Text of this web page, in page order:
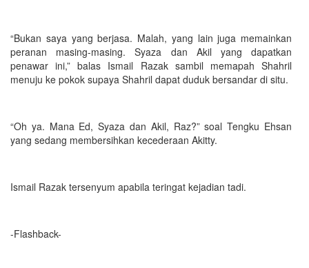
“Bukan saya yang berjasa. Malah, yang lain juga memainkan
peranan masing-masing. Syaza dan Akil yang dapatkan
penawar ini,” balas Ismail Razak sambil memapah Shahril
menuju ke pokok supaya Shahril dapat duduk bersandar di situ.
“Oh ya. Mana Ed, Syaza dan Akil, Raz?” soal Tengku Ehsan
yang sedang membersihkan kecederaan Akitty.
Ismail Razak tersenyum apabila teringat kejadian tadi.
-Flashback-